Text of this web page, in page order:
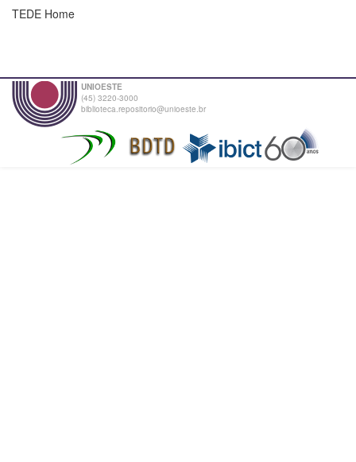
TEDE Home
UNIOESTE
(45) 3220-3000
biblioteca.repositorio@unioeste.br